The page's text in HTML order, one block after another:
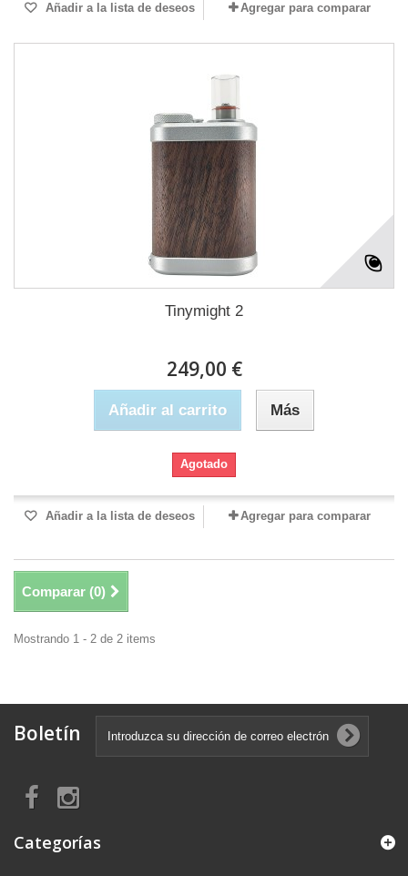
Añadir a la lista de deseos Agregar para comparar
Tinymight 2
249,00 €
Añadir al carrito Más
Agotado
Añadir a la lista de deseos Agregar para comparar
Comparar (0)
Mostrando 1 - 2 de 2 items
Boletín
Categorías